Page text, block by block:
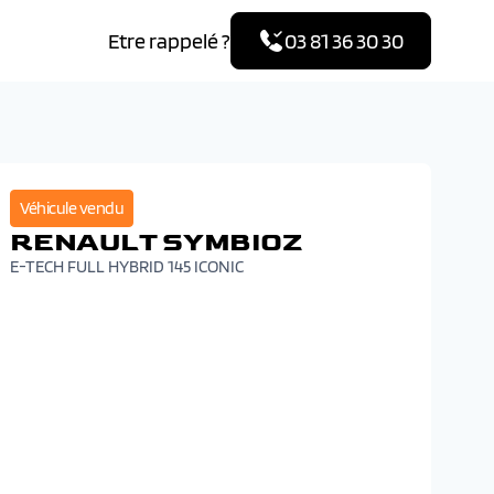
Etre rappelé ? 03 81 36 30 30
Véhicule vendu
RENAULT SYMBIOZ
E-TECH FULL HYBRID 145 ICONIC